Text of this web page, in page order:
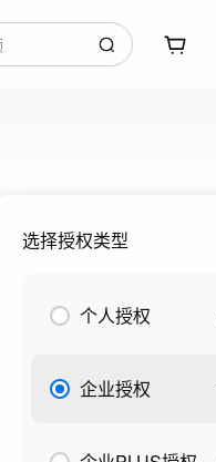
选择授权类型
个人授权
企业授权